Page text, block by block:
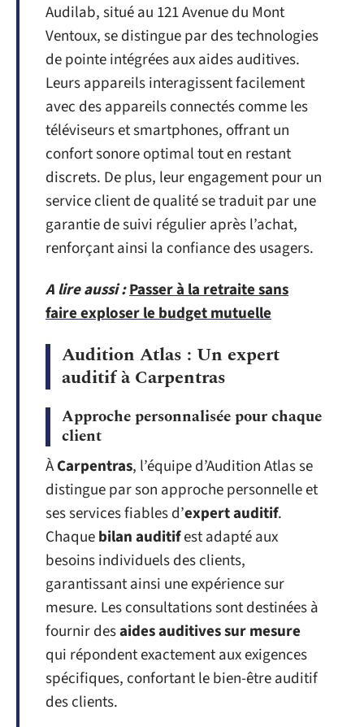
Audilab, situé au 121 Avenue du Mont
Ventoux, se distingue par des technologies
de pointe intégrées aux aides auditives.
Leurs appareils interagissent facilement
avec des appareils connectés comme les
téléviseurs et smartphones, offrant un
confort sonore optimal tout en restant
discrets. De plus, leur engagement pour un
service client de qualité se traduit par une
garantie de suivi régulier après l’achat,
renforçant ainsi la confiance des usagers.
A lire aussi :Passer à la retraite sans
faire exploser le budget mutuelle
Audition Atlas : Un expert
auditif à Carpentras
Approche personnalisée pour chaque
client
ÀCarpentras, l’équipe d’Audition Atlas se
distingue par son approche personnelle et
ses services fiables d’expert auditif.
Chaquebilan auditifest adapté aux
besoins individuels des clients,
garantissant ainsi une expérience sur
mesure. Les consultations sont destinées à
fournir desaides auditives sur mesure
qui répondent exactement aux exigences
spécifiques, confortant le bien-être auditif
des clients.